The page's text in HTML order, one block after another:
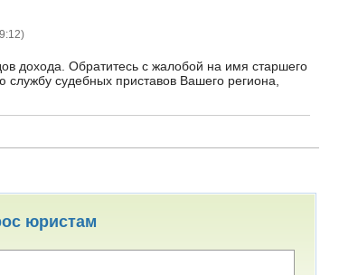
)
дохода. Обратитесь с жалобой на имя старшего
судебных приставов Вашего региона,
юристам